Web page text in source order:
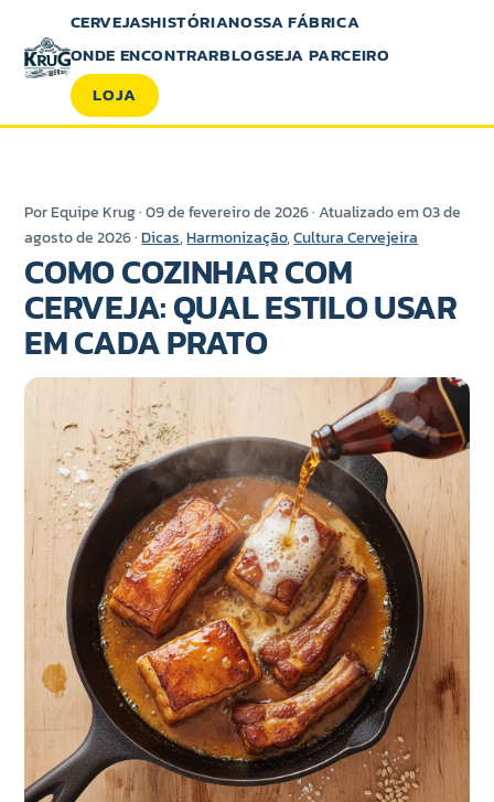
CERVEJASHISTÓRIANOSSA FÁBRICA
ONDE ENCONTRARBLOGSEJA PARCEIRO
LOJA
Por Equipe Krug · 09 de fevereiro de 2026 · Atualizado em 03 de
agosto de 2026 ·Dicas,Harmonização,Cultura Cervejeira
COMO COZINHAR COM
CERVEJA: QUAL ESTILO USAR
EM CADA PRATO